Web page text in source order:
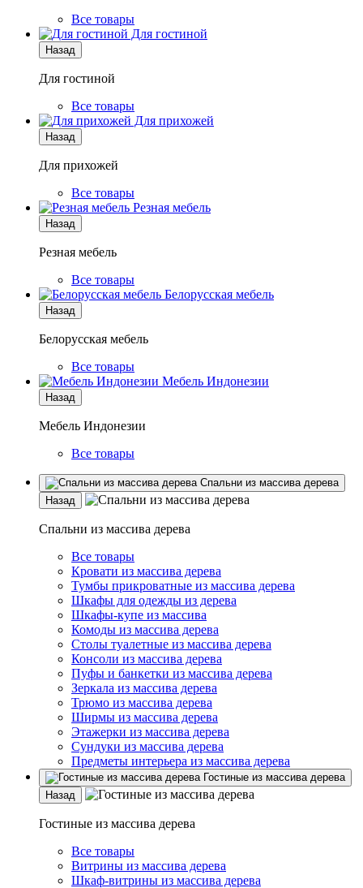
Все товары
Для гостиной
Назад
Для гостиной
Все товары
Для прихожей
Назад
Для прихожей
Все товары
Резная мебель
Назад
Резная мебель
Все товары
Белорусская мебель
Назад
Белорусская мебель
Все товары
Мебель Индонезии
Назад
Мебель Индонезии
Все товары
Спальни из массива дерева
Назад
Спальни из массива дерева
Все товары
Кровати из массива дерева
Тумбы прикроватные из массива дерева
Шкафы для одежды из дерева
Шкафы-купе из массива
Комоды из массива дерева
Столы туалетные из массива дерева
Консоли из массива дерева
Пуфы и банкетки из массива дерева
Зеркала из массива дерева
Трюмо из массива дерева
Ширмы из массива дерева
Этажерки из массива дерева
Сундуки из массива дерева
Предметы интерьера из массива дерева
Гостиные из массива дерева
Назад
Гостиные из массива дерева
Все товары
Витрины из массива дерева
Шкаф-витрины из массива дерева